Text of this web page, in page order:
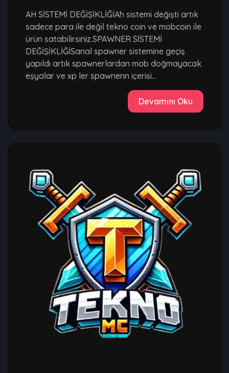
AH SİSTEMİ DEĞİŞİKLİĞİAh sistemi değişti artık
sadece para ile değil tekno coin ve mobcoin ile
ürün satabilirsiniz.SPAWNER SİSTEMİ
DEĞİŞİKLİĞİSanal spawner sistemine geçiş
yapıldı artık spawnerlardan mob doğmayacak
eşyalar ve xp ler spawnerın içerisi...
Devamını Oku